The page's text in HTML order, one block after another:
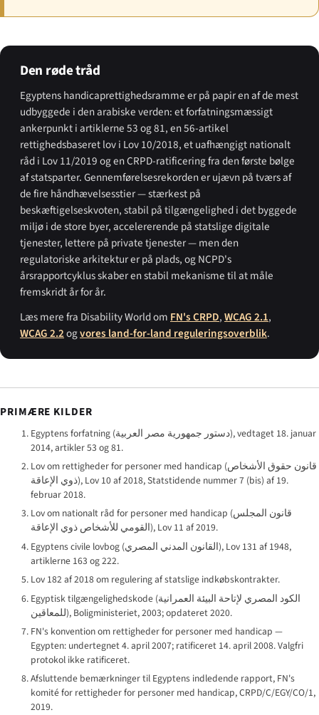
Den røde tråd
Egyptens handicaprettighedsramme er på papir en af de mest
udbyggede i den arabiske verden: et forfatningsmæssigt
ankerpunkt i artiklerne 53 og 81, en 56-artikel
rettighedsbaseret lov i Lov 10/2018, et uafhængigt nationalt
råd i Lov 11/2019 og en CRPD-ratificering fra den første bølge
af statsparter. Gennemførelsesrekorden er ujævn på tværs af
de fire håndhævelsesstier — stærkest på
beskæftigelseskvoten, stabil på tilgængelighed i det byggede
miljø i de store byer, accelererende på statslige digitale
tjenester, lettere på private tjenester — men den
regulatoriske arkitektur er på plads, og NCPD's
årsrapportcyklus skaber en stabil mekanisme til at måle
fremskridt år for år.
Læs mere fra Disability World om FN's CRPD,WCAG 2.1,
WCAG 2.2ogvores land-for-land reguleringsoverblik.
PRIMÆRE KILDER
Egyptens forfatning (دستور جمهورية مصر العربية), vedtaget 18. januar
2014, artikler 53 og 81.
Lov om rettigheder for personer med handicap (قانون حقوق الأشخاص
ذوي الإعاقة), Lov 10 af 2018, Statstidende nummer 7 (bis) af 19.
februar 2018.
Lov om nationalt råd for personer med handicap (قانون المجلس
القومي للأشخاص ذوي الإعاقة), Lov 11 af 2019.
Egyptens civile lovbog (القانون المدني المصري), Lov 131 af 1948,
artiklerne 163 og 222.
Lov 182 af 2018 om regulering af statslige indkøbskontrakter.
Egyptisk tilgængelighedskode (الكود المصري لإتاحة البيئة العمرانية
للمعاقين), Boligministeriet, 2003; opdateret 2020.
FN's konvention om rettigheder for personer med handicap —
Egypten: undertegnet 4. april 2007; ratificeret 14. april 2008. Valgfri
protokol ikke ratificeret.
Afsluttende bemærkninger til Egyptens indledende rapport, FN's
komité for rettigheder for personer med handicap, CRPD/C/EGY/CO/1,
2019.